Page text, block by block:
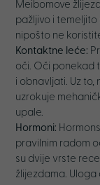
Meibomove
pažljivo i temeljito
nipošto ne
Kontaktne leće:
oči. Oči ponekad
i obnavljati. Uz to,
uzrokuje
upale.
Hormoni:
pravilnim radom
su dvije vrste
žlijezdama.